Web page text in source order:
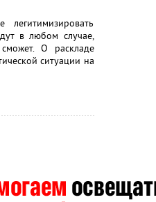
в любом случае,
О раскладе
ситуации на